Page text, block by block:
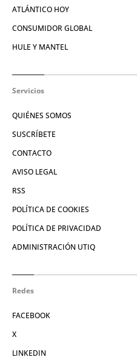
ATLÁNTICO HOY
CONSUMIDOR GLOBAL
HULE Y MANTEL
Servicios
QUIÉNES SOMOS
SUSCRÍBETE
CONTACTO
AVISO LEGAL
RSS
POLÍTICA DE COOKIES
POLÍTICA DE PRIVACIDAD
ADMINISTRACIÓN UTIQ
Redes
FACEBOOK
X
LINKEDIN